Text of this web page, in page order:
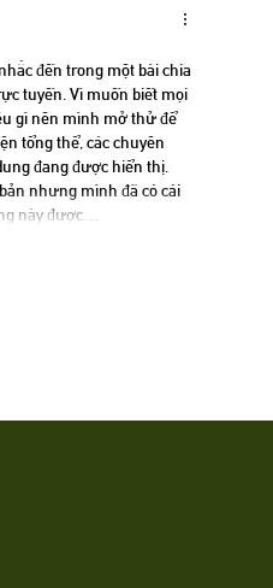
đến trong một bài chia
tuyến. Vì muốn biết mọi
gì nên mình mở thử để
tổng thể, các chuyên
đang được hiển thị.
nhưng mình đã có cái
này được…